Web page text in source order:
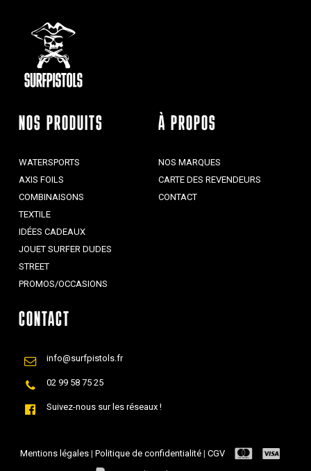
NOS PRODUITS
WATERSPORTS
AXIS FOILS
COMBINAISONS
TEXTILE
IDÉES CADEAUX
JOUET SURFER DUDES
STREET
PROMOS/OCCASIONS
À PROPOS
NOS MARQUES
CARTE DES REVENDEURS
CONTACT
CONTACT
info@surfpistols.fr
02 99 58 75 25
Suivez-nous sur les réseaux !
Mentions légales|Politique de confidentialité|CGV